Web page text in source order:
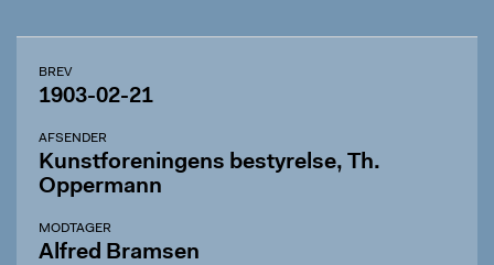
BREV
1903-02-21
AFSENDER
Kunstforeningens bestyrelse, Th.
Oppermann
MODTAGER
Alfred Bramsen